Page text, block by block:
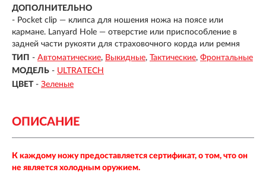
ДОПОЛНИТЕЛЬНО
- Pocket clip — клипса для ношения ножа на поясе или
кармане. Lanyard Hole — отверстие или приспособление в
задней части рукояти для страховочного корда или ремня
ТИП - Автоматические Выкидные Тактические Фронтальные
МОДЕЛЬ - ULTRATECH
ЦВЕТ - Зеленые
ОПИСАНИЕ
К каждому ножу предоставляется сертификат, о том, что он
не является холодным оружием.